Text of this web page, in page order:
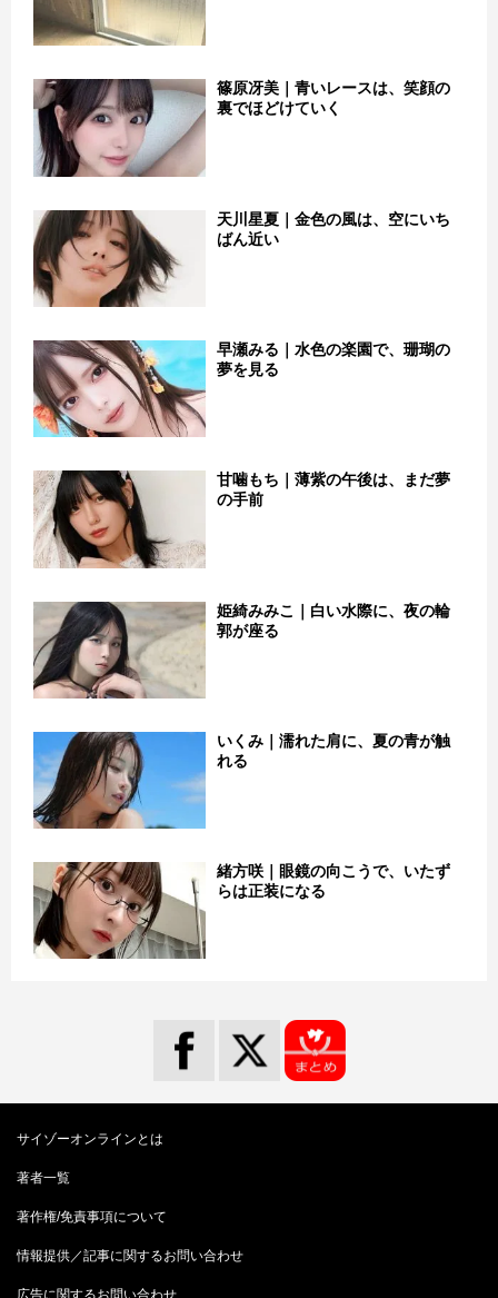
篠原冴美｜青いレースは、笑顔の
裏でほどけていく
天川星夏｜金色の風は、空にいち
ばん近い
早瀬みる｜水色の楽園で、珊瑚の
夢を見る
甘噛もち｜薄紫の午後は、まだ夢
の手前
姫綺みみこ｜白い水際に、夜の輪
郭が座る
いくみ｜濡れた肩に、夏の青が触
れる
緒方咲｜眼鏡の向こうで、いたず
らは正装になる
サイゾーオンラインとは
著者一覧
著作権/免責事項について
情報提供／記事に関するお問い合わせ